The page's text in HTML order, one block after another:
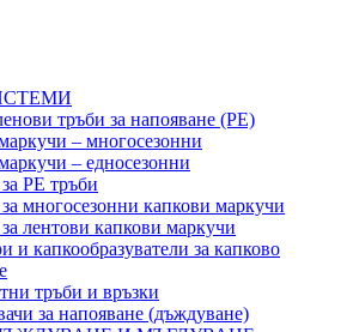
тръби за напояване (PE)
– многосезонни
– едносезонни
PE тръби
многосезонни капкови маркучи
лентови капкови маркучи
и капкообразуватели за капково
тръби и връзки
за напояване (дъждуване)